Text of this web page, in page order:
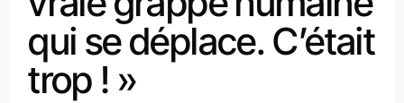
qui se déplace. C’était
trop ! »